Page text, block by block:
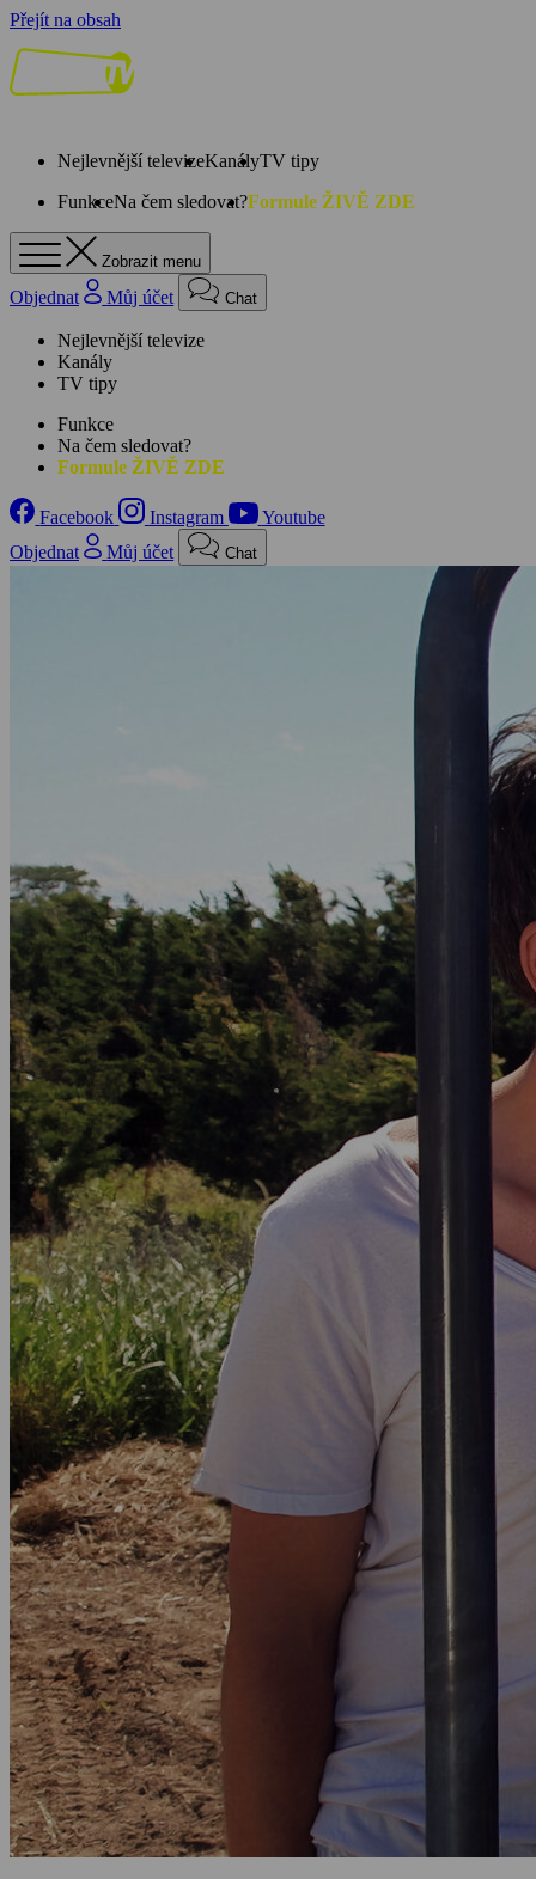
Přejít na obsah
Nejlevnější televizeKanályTV tipy
FunkceNa čem sledovat?Formule ŽIVĚ ZDE
Zobrazit menu
Objednat Můj účet Chat
Nejlevnější televize
Kanály
TV tipy
Funkce
Na čem sledovat?
Formule ŽIVĚ ZDE
Facebook Instagram
Youtube
Objednat
Můj účet Chat